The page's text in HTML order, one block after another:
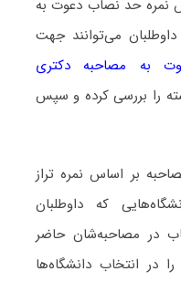
نمره حد نصاب دعوت به
می‌توانند جهت
به مصاحبه دکتری
را بررسی کرده و سپس
بر اساس نمره تراز
که داوطلبان
در مصاحبه‌شان حاضر
در انتخاب دانشگاه‌ها